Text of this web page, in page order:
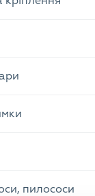
пилососи